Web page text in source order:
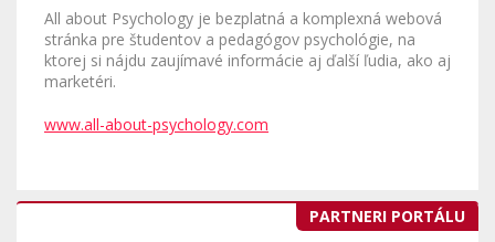
All about Psychology je bezplatná a komplexná webová
stránka pre študentov a pedagógov psychológie, na
ktorej si nájdu zaujímavé informácie aj ďalší ľudia, ako aj
marketéri.
www.all-about-psychology.com
PARTNERI PORTÁLU